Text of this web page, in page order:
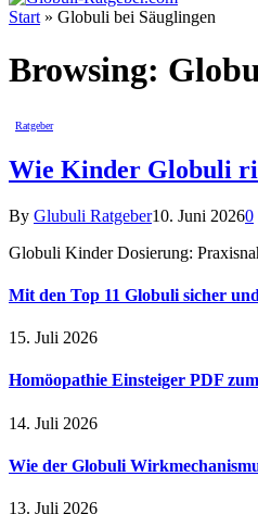
Start » Globuli bei Säuglingen
Browsing:
Ratgeber
Wie Kinder Globuli
By Glubuli Ratgeber10. Juni 20260
Globuli Kinder Dosierung:
Mit den Top 11 Globuli sicher
15. Juli 2026
Homöopathie Einsteiger PDF
14. Juli 2026
Wie der Globuli
13. Juli 2026